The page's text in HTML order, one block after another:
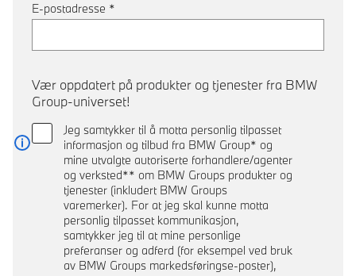
E-postadresse *
Vær oppdatert på produkter og tjenester fra BMW
Group-universet!
Jeg samtykker til å motta personlig tilpasset
informasjon og tilbud fra BMW Group* og
mine utvalgte autoriserte forhandlere/agenter
og verksted** om BMW Groups produkter og
tjenester (inkludert BMW Groups
varemerker). For at jeg skal kunne motta
personlig tilpasset kommunikasjon,
samtykker jeg til at mine personlige
preferanser og adferd (for eksempel ved bruk
av BMW Groups markedsføringse-poster),
Les mer